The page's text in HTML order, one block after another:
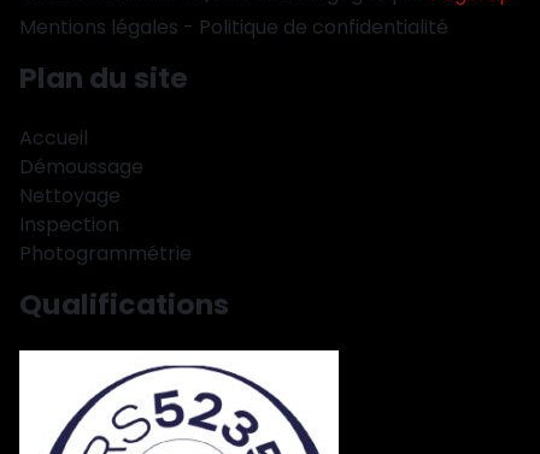
Mentions légales - Politique de confidentialité
Plan du site
Accueil
Démoussage
Nettoyage
Inspection
Photogrammétrie
Qualifications